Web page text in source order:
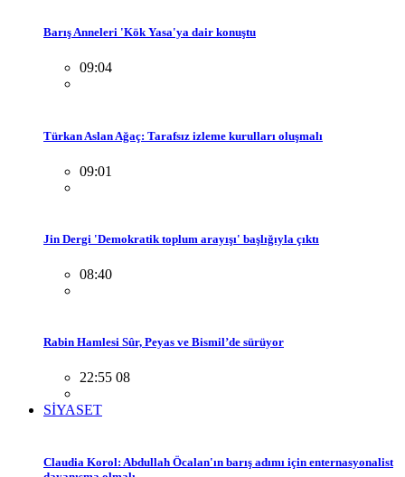
Barış Anneleri 'Kök Yasa'ya dair konuştu
09:04
Türkan Aslan Ağaç: Tarafsız izleme kurulları oluşmalı
09:01
Jin Dergi 'Demokratik toplum arayışı' başlığıyla çıktı
08:40
Rabin Hamlesi Sûr, Peyas ve Bismil’de sürüyor
22:55 08
SİYASET
Claudia Korol: Abdullah Öcalan'ın barış adımı için enternasyonalist